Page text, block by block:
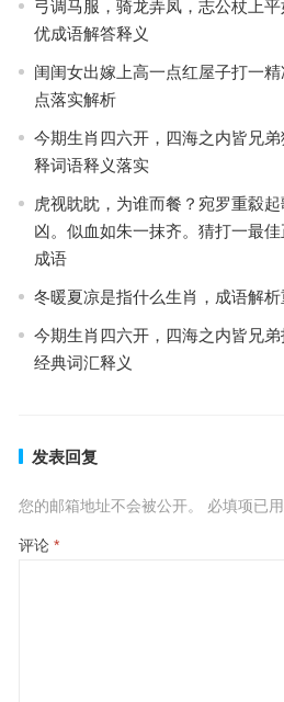
弓调马服，骑龙弄凤，志公杖上
优成语解答释义
闺闺女出嫁上高一点红屋子打一
点落实解析
今期生肖四六开，四海之内皆兄
释词语释义落实
虎视眈眈，为谁而餐？宛罗重縠
凶。似血如朱一抹齐。猜打一最
成语
冬暖夏凉是指什么生肖，成语解
今期生肖四六开，四海之内皆兄
经典词汇释义
发表回复
您的邮箱地址不会被公开。 必填项已用
评论 *